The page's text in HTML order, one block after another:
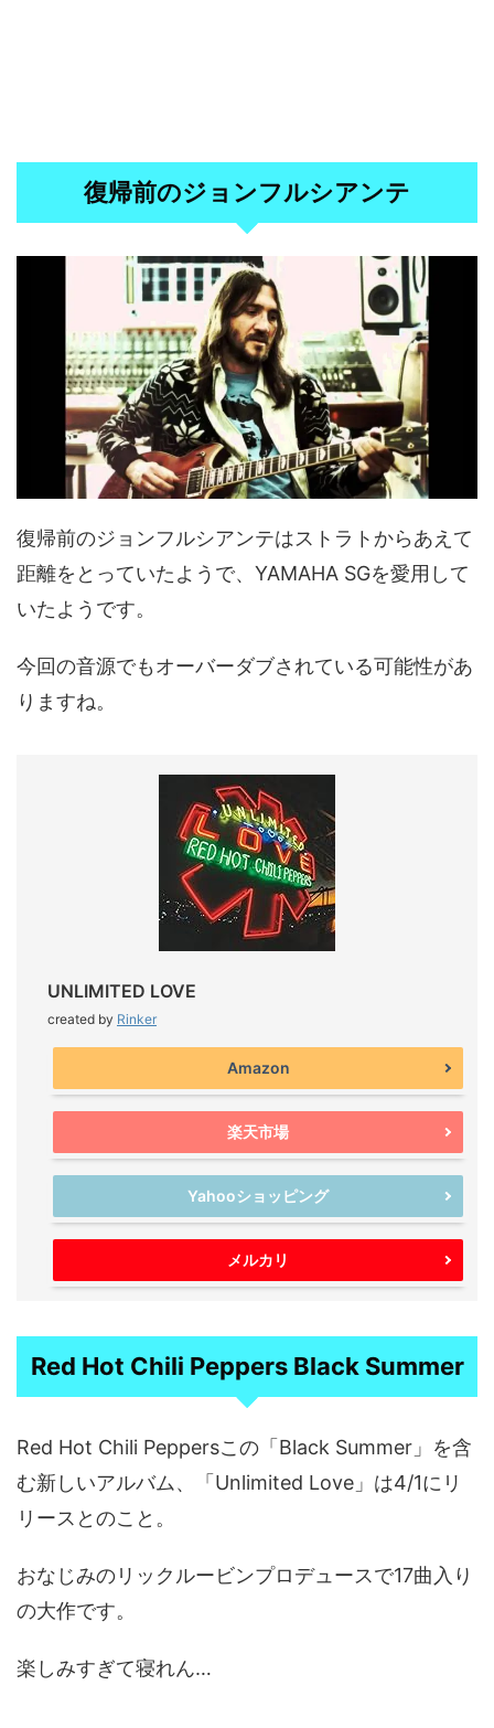
復帰前のジョンフルシアンテ
復帰前のジョンフルシアンテはストラトからあえて
距離をとっていたようで、YAMAHA SGを愛用して
いたようです。
今回の音源でもオーバーダブされている可能性があ
りますね。
UNLIMITED LOVE
created by Rinker
Amazon
楽天市場
Yahooショッピング
メルカリ
Red Hot Chili Peppers Black Summer
Red Hot Chili Peppersこの「Black Summer」を含
む新しいアルバム、「Unlimited Love」は4/1にリ
リースとのこと。
おなじみのリックルービンプロデュースで17曲入り
の大作です。
楽しみすぎて寝れん…